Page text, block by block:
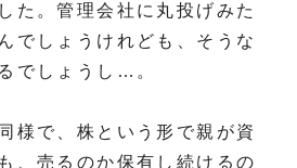
た。管理会社に丸投げみた
でしょうけれども、そうな
でしょうし…。
様で、株という形で親が資
、売るのか保有し続けるの